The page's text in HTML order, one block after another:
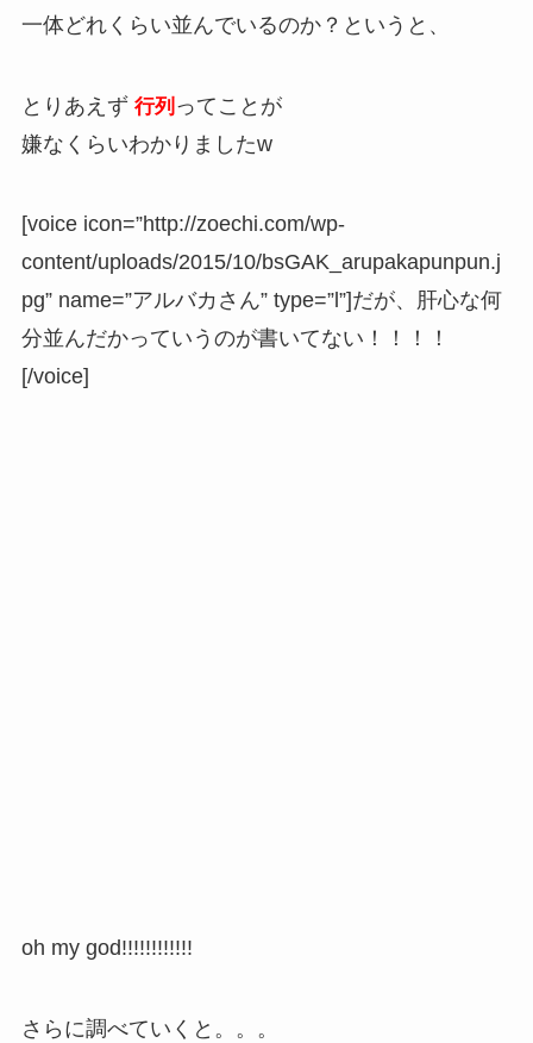
一体どれくらい並んでいるのか？というと、
とりあえず 行列 ってことが
嫌なくらいわかりましたw
[voice icon=”http://zoechi.com/wp-
content/uploads/2015/10/bsGAK_arupakapunpun.j
pg” name=”アルバカさん” type=”l”]だが、肝心な何
分並んだかっていうのが書いてない！！！！
[/voice]
oh my god!!!!!!!!!!!!
さらに調べていくと。。。